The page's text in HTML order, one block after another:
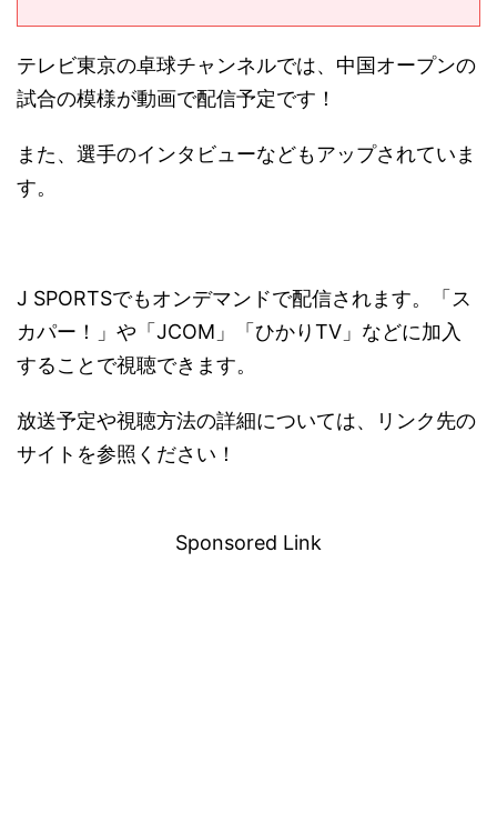
テレビ東京の卓球チャンネルでは、中国オープンの
試合の模様が動画で配信予定です！
また、選手のインタビューなどもアップされていま
す。
J SPORTSでもオンデマンドで配信されます。「ス
カパー！」や「JCOM」「ひかりTV」などに加入
することで視聴できます。
放送予定や視聴方法の詳細については、リンク先の
サイトを参照ください！
Sponsored Link